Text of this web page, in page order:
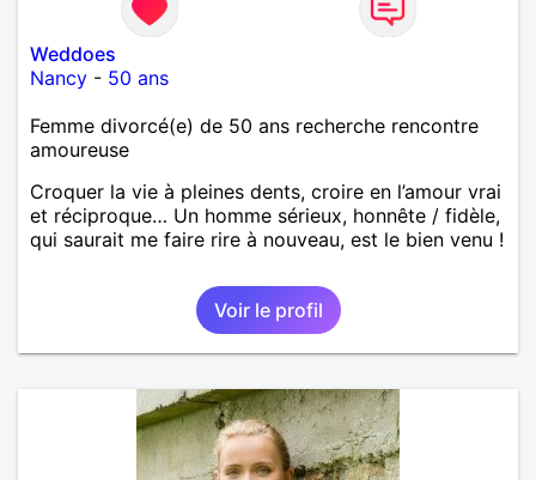
Weddoes
Nancy - 50 ans
Femme divorcé(e) de 50 ans recherche rencontre
amoureuse
Croquer la vie à pleines dents, croire en l’amour vrai
et réciproque… Un homme sérieux, honnête / fidèle,
qui saurait me faire rire à nouveau, est le bien venu !
Voir le profil